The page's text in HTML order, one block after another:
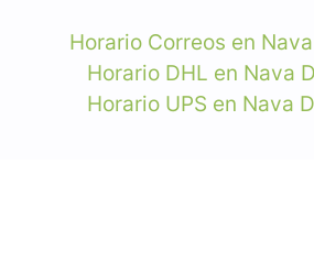
Horario Correos en
Horario DHL en Nava
Horario UPS en Nava